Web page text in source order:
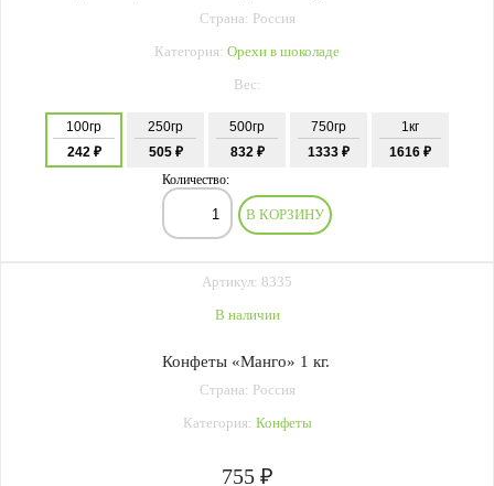
Страна: Россия
Категория: Орехи в шоколаде
Вес:
100гр
242 ₽
250гр
505 ₽
500гр
832 ₽
750гр
1333 ₽
1кг
1616 ₽
Количество:
В КОРЗИНУ
Артикул: 8335
В наличии
Конфеты «Манго» 1 кг.
Страна: Россия
Категория: Конфеты
755 ₽